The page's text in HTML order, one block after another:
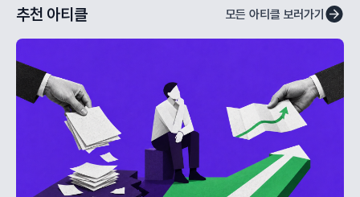
추천 아티클 모든 아티클 보러가기